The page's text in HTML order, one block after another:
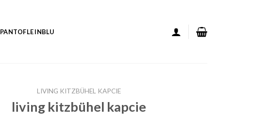
PANTOFLE INBLU
LIVING KITZBÜHEL KAPCIE
living kitzbühel kapcie